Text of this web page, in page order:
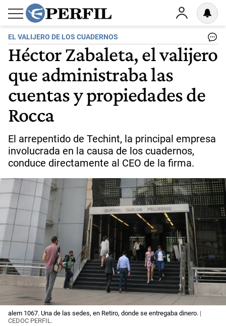
EL VALIJERO DE LOS CUADERNOS
Héctor Zabaleta, el valijero
que administraba las
cuentas y propiedades de
Rocca
El arrepentido de Techint, la principal empresa
involucrada en la causa de los cuadernos,
conduce directamente al CEO de la firma.
alem 1067. Una de las sedes, en Retiro, donde se entregaba dinero. |
CEDOC PERFIL.